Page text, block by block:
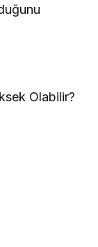
Olabilir?